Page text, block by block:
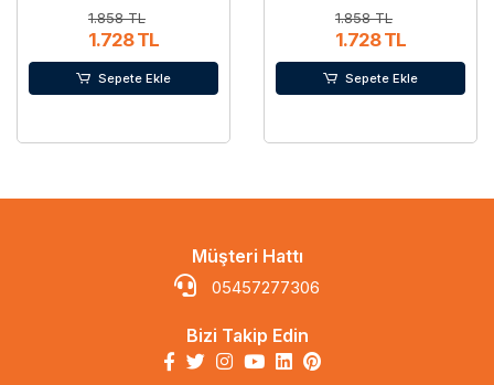
1.858 TL
1.728 TL
Sepete Ekle
1.858 TL
1.728 TL
Sepete Ekle
Müşteri Hattı
05457277306
Bizi Takip Edin